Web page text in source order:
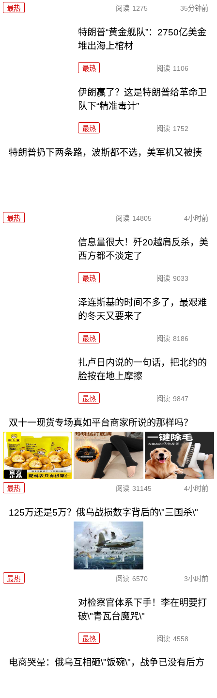
最热 阅读 1275 35分钟前
特朗普“黄金舰队”：2750亿美金
堆出海上棺材
最热 阅读 1106
伊朗赢了？这是特朗普给革命卫
队下“精准毒计”
最热 阅读 1752
特朗普扔下两条路，波斯都不选，美军机又被揍
最热 阅读 14805 4小时前
信息量很大！歼20越肩反杀，美
西方都不淡定了
最热 阅读 9033
泽连斯基的时间不多了，最艰难
的冬天又要来了
最热 阅读 8186
扎卢日内说的一句话，把北约的
脸按在地上摩擦
最热 阅读 9847
双十一现货专场真如平台商家所说的那样吗？
最热 阅读 31145 4小时前
125万还是5万？俄乌战损数字背后的\"三国杀\"
最热 阅读 6570 3小时前
对检察官体系下手！李在明要打
破\"青瓦台魔咒\"
最热 阅读 4558
电商哭晕：俄乌互相砸\"饭碗\"，战争已没有后方